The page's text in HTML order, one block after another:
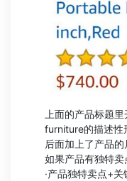
上面的产品标题
furniture的描述性
后面加上了产品的
如果产品有独特卖
·产品独特卖点+